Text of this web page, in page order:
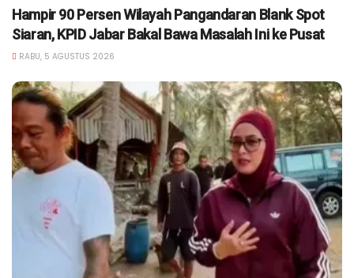
Hampir 90 Persen Wilayah Pangandaran Blank Spot
Siaran, KPID Jabar Bakal Bawa Masalah Ini ke Pusat
RABU, 5 AGUSTUS 2026